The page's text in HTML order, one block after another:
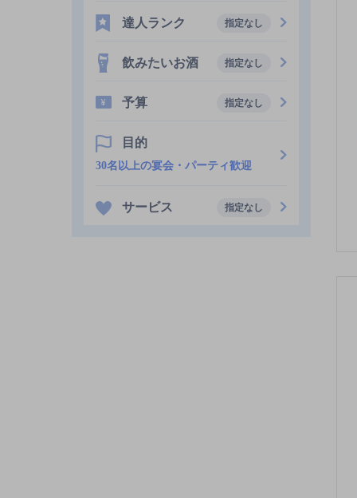
達人ランク 指定なし
飲みたいお酒 指定なし
予算 指定なし
目的
30名以上の宴会・パーティ歓迎
サービス 指定なし